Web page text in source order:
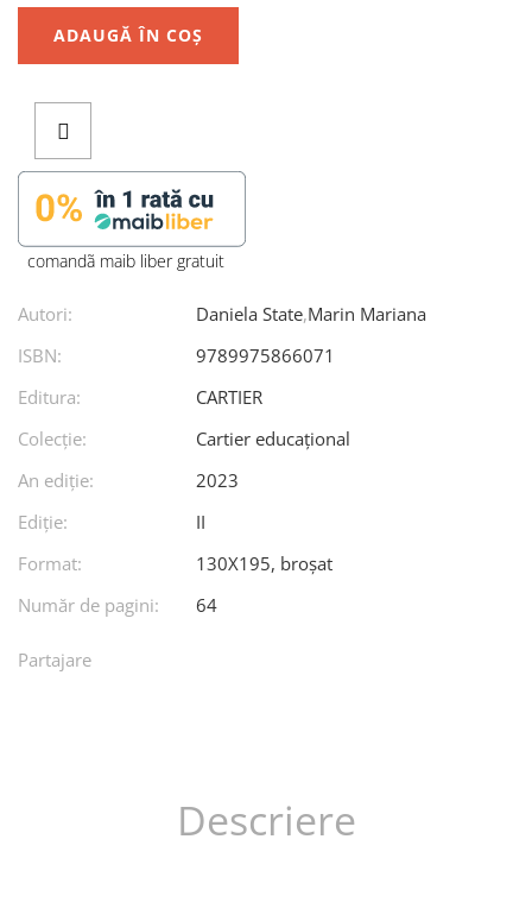
ADAUGĂ ÎN COȘ
comandã maib liber gratuit
Autori: Daniela State,Marin Mariana
ISBN:
9789975866071
Editura:
CARTIER
Colecție:
Cartier educațional
An ediţie:
2023
Ediţie:
II
Format:
130X195, broșat
Număr de pagini:
64
Partajare
Descriere